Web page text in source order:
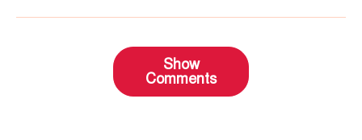
Show
Comments